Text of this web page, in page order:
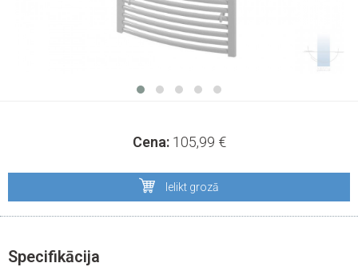
Cena: 105,99 €
Ielikt grozā
Specifikācija